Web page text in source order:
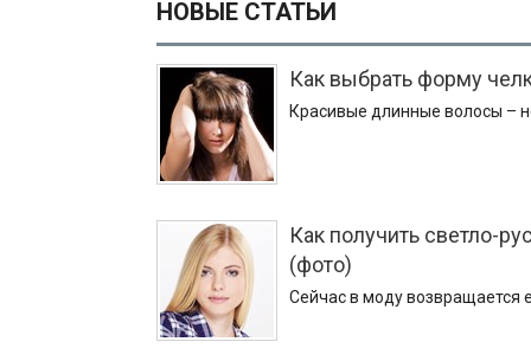
НОВЫЕ СТАТЬИ
Как выбрать форму
Красивые длинные волосы –
Как получить светло-
(фото)
Сейчас в моду возвращается